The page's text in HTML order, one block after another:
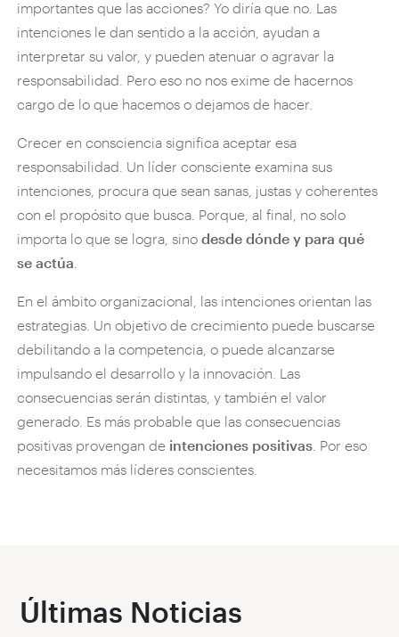
importantes que las acciones? Yo diría que no. Las
intenciones le dan sentido a la acción, ayudan a
interpretar su valor, y pueden atenuar o agravar la
responsabilidad. Pero eso no nos exime de hacernos
cargo de lo que hacemos o dejamos de hacer.
Crecer en consciencia significa aceptar esa
responsabilidad. Un líder consciente examina sus
intenciones, procura que sean sanas, justas y coherentes
con el propósito que busca. Porque, al final, no solo
importa lo que se logra, sinodesde dónde y para qué
se actúa
En el ámbito organizacional, las intenciones orientan las
estrategias. Un objetivo de crecimiento puede buscarse
debilitando a la competencia, o puede alcanzarse
impulsando el desarrollo y la innovación. Las
consecuencias serán distintas, y también el valor
generado. Es más probable que las consecuencias
positivas provengan de intenciones positivas . Por eso
necesitamos más líderes conscientes.
Últimas Noticias